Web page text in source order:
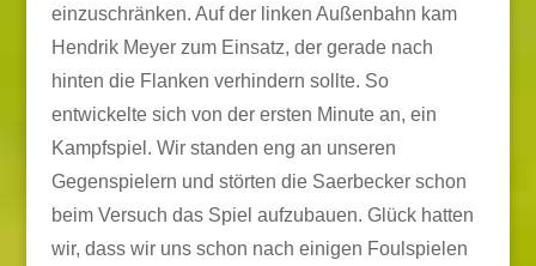
einzuschränken. Auf der linken Außenbahn kam
Hendrik Meyer zum Einsatz, der gerade nach
hinten die Flanken verhindern sollte. So
entwickelte sich von der ersten Minute an, ein
Kampfspiel. Wir standen eng an unseren
Gegenspielern und störten die Saerbecker schon
beim Versuch das Spiel aufzubauen. Glück hatten
wir, dass wir uns schon nach einigen Foulspielen